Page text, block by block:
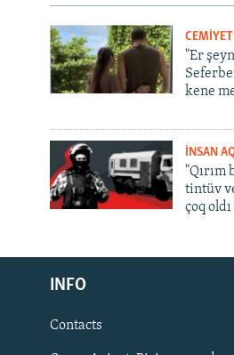
Русский
Українською
QOŞULIÑIZ!
CEMİYET
"Er
kene
İNSAN
tintüv
çoq oldı
INFO
Contacts